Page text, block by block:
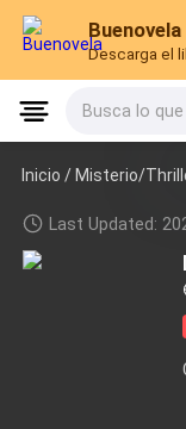
Buenovela
Descarga el
Busca lo
Inicio /Misterio/
Last Updated: